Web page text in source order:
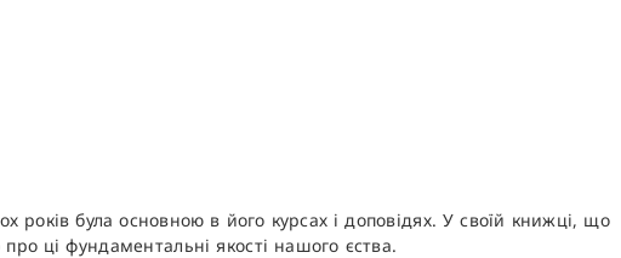
років була основною в його курсах і доповідях. У своїй книжці, що
ці фундаментальні якості нашого єства.